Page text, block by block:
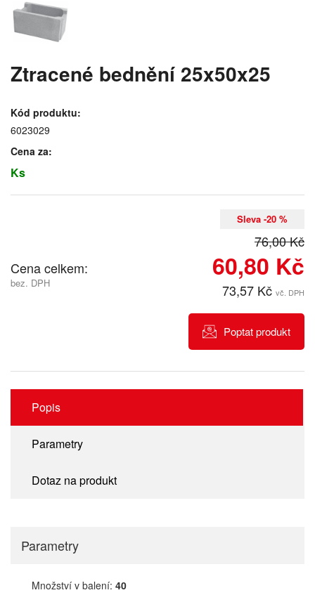
Ztracené bednění 25x50x25
Kód produktu:
6023029
Cena za:
Ks
Sleva -20 %
76,00 Kč
Cena celkem:
bez. DPH
60,80 Kč
73,57 Kč vč. DPH
Poptat produkt
Popis
Parametry
Dotaz na produkt
Parametry
Množství v balení: 40